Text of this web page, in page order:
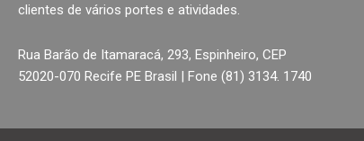
clientes de vários portes e atividades.
Rua Barão de Itamaracá, 293, Espinheiro, CEP
52020-070 Recife PE Brasil | Fone (81) 3134. 1740